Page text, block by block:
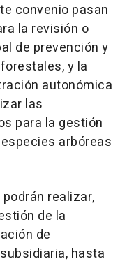
convenio pasan
la revisión o
de prevención y
y la
autonómica
las
para la gestión
arbóreas
realizar,
de la
de
hasta